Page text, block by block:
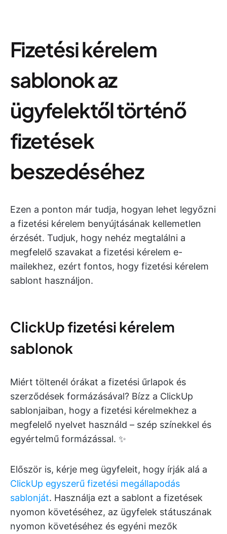
Fizetési kérelem
sablonok az
ügyfelektől történő
fizetések
beszedéséhez
Ezen a ponton már tudja, hogyan lehet legyőzni
a fizetési kérelem benyújtásának kellemetlen
érzését. Tudjuk, hogy nehéz megtalálni a
megfelelő szavakat a fizetési kérelem e-
mailekhez, ezért fontos, hogy fizetési kérelem
sablont használjon.
ClickUp fizetési kérelem
sablonok
Miért töltenél órákat a fizetési űrlapok és
szerződések formázásával? Bízz a ClickUp
sablonjaiban, hogy a fizetési kérelmekhez a
megfelelő nyelvet használd – szép színekkel és
egyértelmű formázással. ✨
Először is, kérje meg ügyfeleit, hogy írják alá a
ClickUp egyszerű fizetési megállapodás
sablonját. Használja ezt a sablont a fizetések
nyomon követéséhez, az ügyfelek státuszának
nyomon követéséhez és egyéni mezők